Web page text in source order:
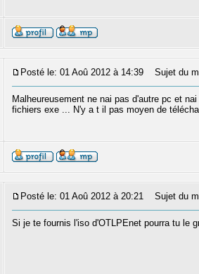
Posté le: 01 Aoû 2012 à 14:39 Sujet du
Malheureusement ne nai pas d'autre pc et
fichiers exe ... N'y a t il pas moyen de
Posté le: 01 Aoû 2012 à 20:21 Sujet du
Si je te fournis l'iso d'OTLPEnet pourra tu le